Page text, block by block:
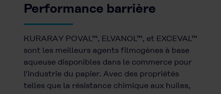
Performance barrière
KURARAY POVAL™, ELVANOL™, et EXCEVAL™
sont les meilleurs agents filmogènes à base
aqueuse disponibles dans le commerce pour
l'industrie du papier. Avec des propriétés
telles que la résistance chimique aux huiles,